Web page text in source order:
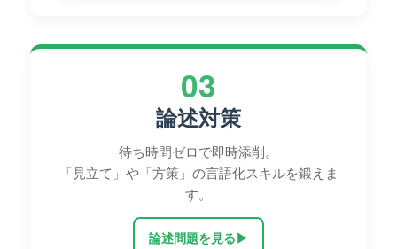
03
論述対策
待ち時間ゼロで即時添削。
「見立て」や「方策」の言語化スキルを鍛えま
す。
論述問題を見る▶